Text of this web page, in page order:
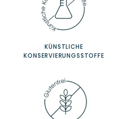
KÜNSTLICHE
KONSERVIERUNGSSTOFFE